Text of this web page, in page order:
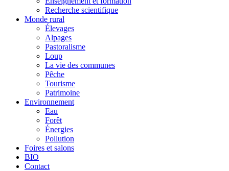
Recherche scientifique
Monde rural
Élevages
Alpages
Pastoralisme
Loup
La vie des communes
Pêche
Tourisme
Patrimoine
Environnement
Eau
Forêt
Énergies
Pollution
Foires et salons
BIO
Contact